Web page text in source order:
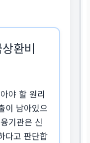
환비
야 할 원리
이 남아있으
기관은 신
다고 판단합